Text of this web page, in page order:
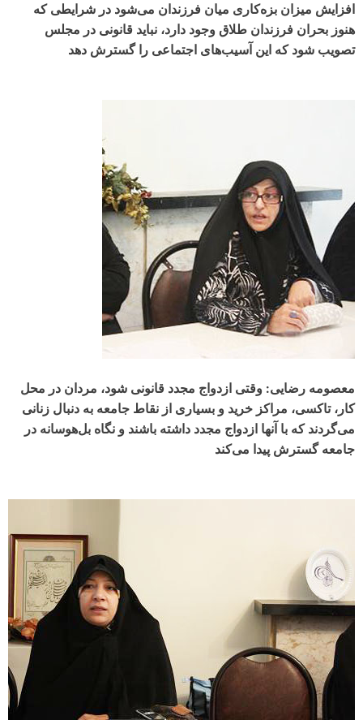
افزایش میزان بزه‌کاری میان فرزندان می‌شود در شرایطی که
هنوز بحران فرزندان طلاق وجود دارد، نباید قانونی در مجلس
تصویب شود که این آسیب‌های اجتماعی را گسترش دهد
معصومه رضایی: وقتی ازدواج مجدد قانونی شود، مردان در محل
کار، تاکسی، مراکز خرید و بسیاری از نقاط جامعه به دنبال زنانی
می‌گردند که با آنها ازدواج مجدد داشته باشند و نگاه بل‌هوسانه در
جامعه گسترش پیدا می‌کند